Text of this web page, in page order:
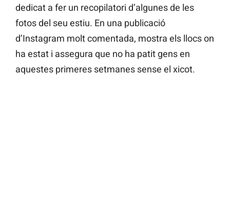
dedicat a fer un recopilatori d’algunes de les
fotos del seu estiu. En una publicació
d’Instagram molt comentada, mostra els llocs on
ha estat i assegura que no ha patit gens en
aquestes primeres setmanes sense el xicot.